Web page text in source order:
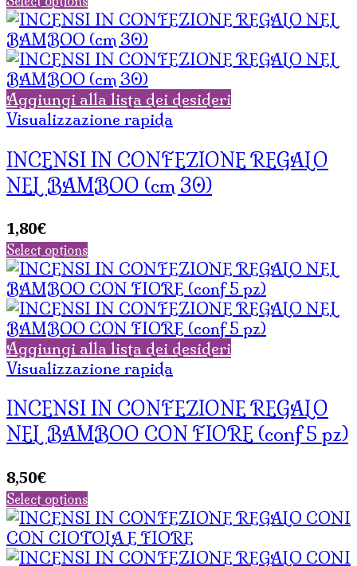
Aggiungi alla lista dei desideri
Visualizzazione rapida
INCENSI IN CONFEZIONE REGALO
NEL BAMBOO (cm 30)
1,80€
Select options
Aggiungi alla lista dei desideri
Visualizzazione rapida
INCENSI IN CONFEZIONE REGALO
NEL BAMBOO CON FIORE (conf 5 pz)
8,50€
Select options